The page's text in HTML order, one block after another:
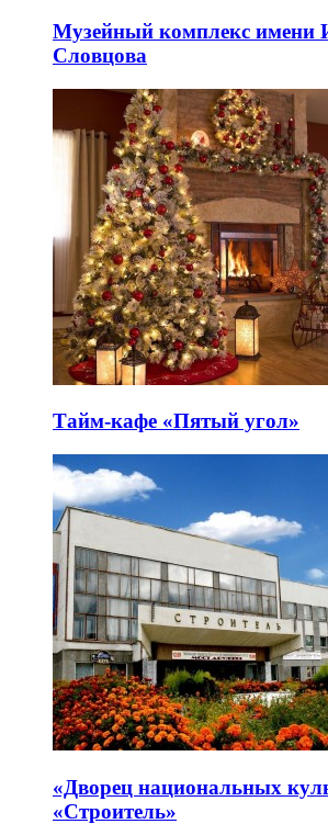
Музейный комплекс имени
Словцова
Тайм-кафе «Пятый угол»
«Дворец национальных
«Строитель»